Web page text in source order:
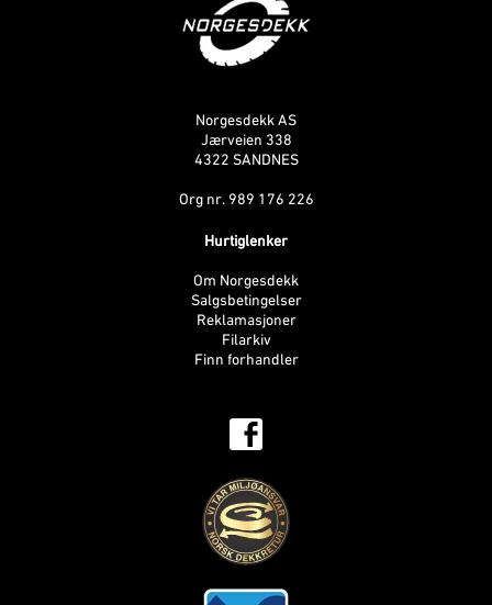
Norgesdekk AS
Jærveien 338
4322 SANDNES
Org nr. 989 176 226
Hurtiglenker
Om Norgesdekk
Salgsbetingelser
Reklamasjoner
Filarkiv
Finn forhandler